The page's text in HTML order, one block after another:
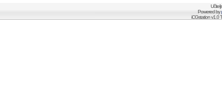
Powered by
iCGstation v1.0